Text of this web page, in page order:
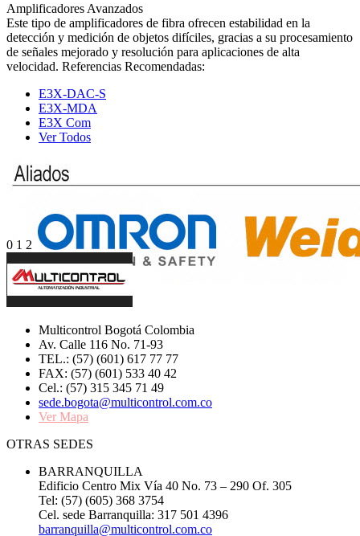
Amplificadores Avanzados
Este tipo de amplificadores de fibra ofrecen estabilidad en la
detección y medición de objetos difíciles, gracias a su procesamiento
de señales mejorado y resolución para aplicaciones de alta
velocidad. Referencias Recomendadas:
E3X-DAC-S
E3X-MDA
E3X Com
Ver Todos
0 1 2
Multicontrol Bogotá Colombia
Av. Calle 116 No. 71-93
TEL.: (57) (601) 617 77 77
FAX: (57) (601) 533 40 42
Cel.: (57) 315 345 71 49
sede.bogota@multicontrol.com.co
Ver Mapa
OTRAS SEDES
BARRANQUILLA
Edificio Centro Mix Vía 40 No. 73 – 290 Of. 305
Tel: (57) (605) 368 3754
Cel. sede Barranquilla: 317 501 4396
barranquilla@multicontrol.com.co